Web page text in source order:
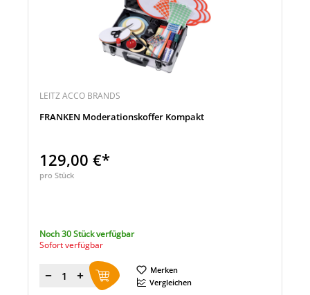
LEITZ ACCO BRANDS
FRANKEN Moderationskoffer Kompakt
129,00 €*
pro Stück
Noch 30 Stück verfügbar
Sofort verfügbar
Menge
Merken
Vergleichen